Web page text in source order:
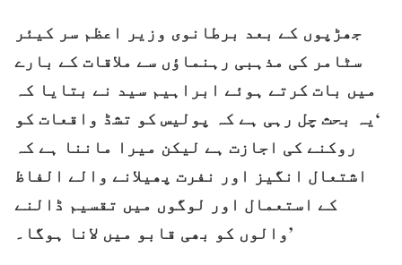
جھڑپوں کے بعد برطانوی وزیر اعظم سر کیئر
سٹامر کی مذہبی رہنماؤں سے ملاقات کے بارے
میں بات کرتے ہوئے ابراہیم سید نے بتایا کہ
‘یہ بحث چل رہی ہے کہ پولیس کو تشڈ واقعات کو
روکنے کی اجازت ہے لیکن میرا ماننا ہے کہ
اشتعال انگیز اور نفرت پھیلانے والے الفاظ
کے استعمال اور لوگوں میں تقسیم ڈالنے
والوں کو بھی قابو میں لانا ہوگا۔’